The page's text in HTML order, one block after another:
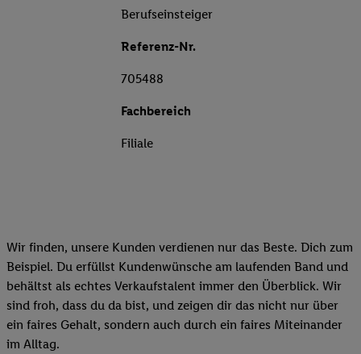
Berufseinsteiger
Referenz-Nr.
705488
Fachbereich
Filiale
Wir finden, unsere Kunden verdienen nur das Beste. Dich zum
Beispiel. Du erfüllst Kundenwünsche am laufenden Band und
behältst als echtes Verkaufstalent immer den Überblick. Wir
sind froh, dass du da bist, und zeigen dir das nicht nur über
ein faires Gehalt, sondern auch durch ein faires Miteinander
im Alltag.